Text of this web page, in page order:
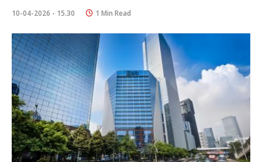
10-04-2026 - 15.30 1 Min Read